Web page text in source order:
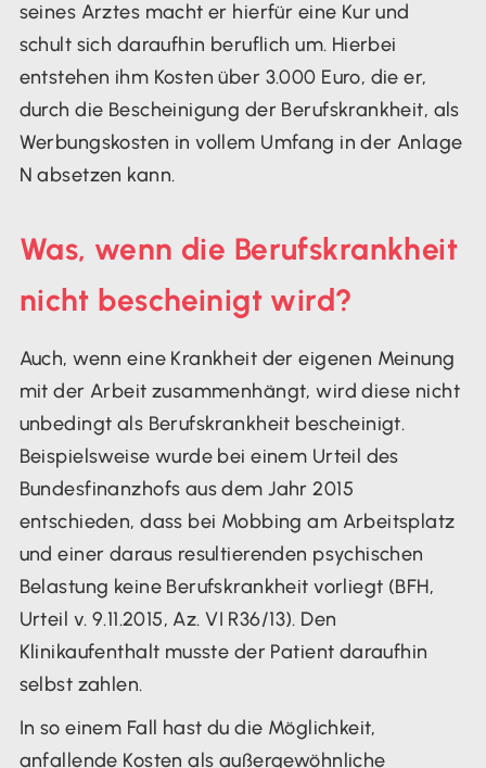
seines Arztes macht er hierfür eine Kur und
schult sich daraufhin beruflich um. Hierbei
entstehen ihm Kosten über 3.000 Euro, die er,
durch die Bescheinigung der Berufskrankheit, als
Werbungskosten in vollem Umfang in der Anlage
N absetzen kann.
Was, wenn die Berufskrankheit
nicht bescheinigt wird?
Auch, wenn eine Krankheit der eigenen Meinung
mit der Arbeit zusammenhängt, wird diese nicht
unbedingt als Berufskrankheit bescheinigt.
Beispielsweise wurde bei einem Urteil des
Bundesfinanzhofs aus dem Jahr 2015
entschieden, dass bei Mobbing am Arbeitsplatz
und einer daraus resultierenden psychischen
Belastung keine Berufskrankheit vorliegt (BFH,
Urteil v. 9.11.2015, Az. VI R36/13). Den
Klinikaufenthalt musste der Patient daraufhin
selbst zahlen.
In so einem Fall hast du die Möglichkeit,
anfallende Kosten als außergewöhnliche